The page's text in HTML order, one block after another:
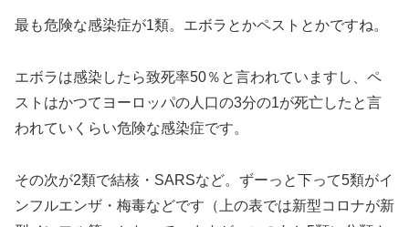
最も危険な感染症が1類。エボラとかペストとかですね。
エボラは感染したら致死率50％と言われていますし、ペ
ストはかつてヨーロッパの人口の3分の1が死亡したと言
われていくらい危険な感染症です。
その次が2類で結核・SARSなど。ずーっと下って5類がイ
ンフルエンザ・梅毒などです（上の表では新型コロナが新